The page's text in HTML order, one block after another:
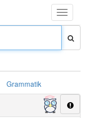
Toggle
Grammatik